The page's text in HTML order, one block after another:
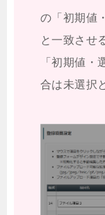
の「初期値
と一致させ
「初期値・
合は未選択